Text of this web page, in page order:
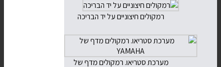
רמקולים חיצוניים על יד הבריכה
מערכת סטריאו. רמקולים מדף של